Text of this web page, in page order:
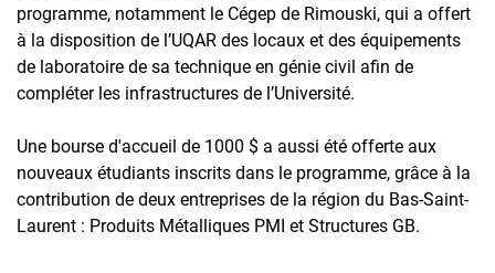
programme, notamment le Cégep de Rimouski, qui a offert
à la disposition de l’UQAR des locaux et des équipements
de laboratoire de sa technique en génie civil afin de
compléter les infrastructures de l’Université.
Une bourse d'accueil de 1000 $ a aussi été offerte aux
nouveaux étudiants inscrits dans le programme, grâce à la
contribution de deux entreprises de la région du Bas-Saint-
Laurent : Produits Métalliques PMI et Structures GB.